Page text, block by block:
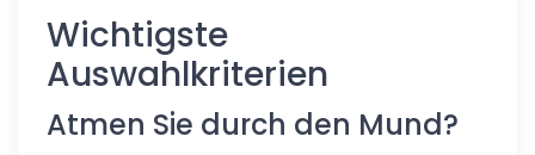
Wichtigste
Auswahlkriterien
Atmen Sie durch den Mund?